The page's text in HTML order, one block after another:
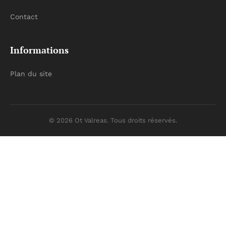
Contact
Informations
Plan du site
© 2026 Ot Valreas. Tous droits réservés.